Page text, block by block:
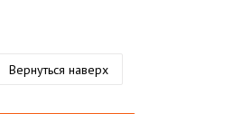
Вернуться наверх